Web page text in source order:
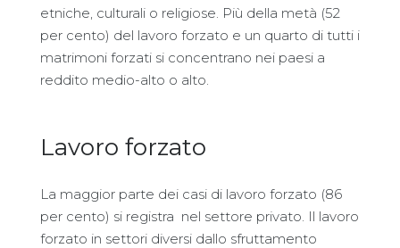
etniche, culturali o religiose. Più della metà (52
per cento) del lavoro forzato e un quarto di tutti i
matrimoni forzati si concentrano nei paesi a
reddito medio-alto o alto.
Lavoro forzato
La maggior parte dei casi di lavoro forzato (86
per cento) si registra nel settore privato. Il lavoro
forzato in settori diversi dallo sfruttamento